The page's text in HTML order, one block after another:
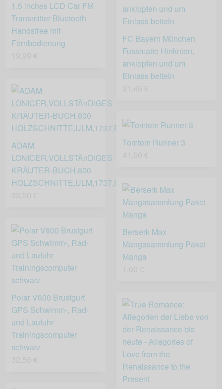
1.5 inches LCD Car FM
Transmitter Bluetooth
Handsfree mit
Fernbedienung
FC Bayern München
Fussmatte Hinknien,
anklopfen und um
Einlass betteln
ADAM
LONICER,VOLLSTÄnDIGES
KRÄUTER-BUCH,800
HOLZSCHNITTE,ULM,1737,RAR
Tomtom Runner 3
Berserk Max
Mangasammlung Paket
Manga
Polar V800 Brustgurt
GPS Schwimm-, Rad-
und Laufuhr
Trainingscomputer
schwarz